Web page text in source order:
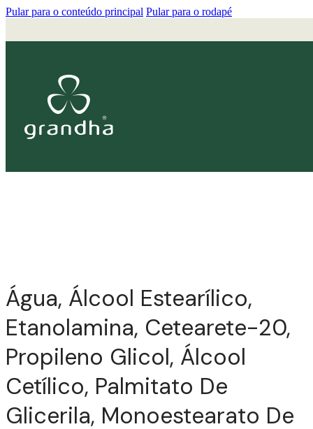
Pular para o conteúdo principal Pular para o rodapé
Água, Álcool Estearílico,
Etanolamina, Cetearete-20,
Propileno Glicol, Álcool
Cetílico, Palmitato De
Glicerila, Monoestearato De